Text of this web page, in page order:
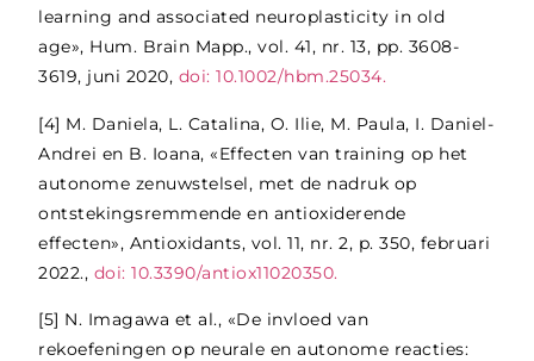
learning and associated neuroplasticity in old
age», Hum. Brain Mapp., vol. 41, nr. 13, pp. 3608-
3619, juni 2020, doi: 10.1002/hbm.25034.
[4] M. Daniela, L. Catalina, O. Ilie, M. Paula, I. Daniel-
Andrei en B. Ioana, «Effecten van training op het
autonome zenuwstelsel, met de nadruk op
ontstekingsremmende en antioxiderende
effecten», Antioxidants, vol. 11, nr. 2, p. 350, februari
2022., doi: 10.3390/antiox11020350.
[5] N. Imagawa et al., «De invloed van
rekoefeningen op neurale en autonome reacties: